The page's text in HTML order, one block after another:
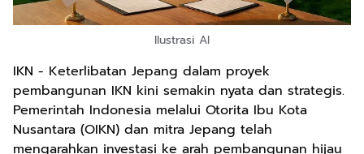
Ilustrasi AI
IKN - Keterlibatan Jepang dalam proyek
pembangunan IKN kini semakin nyata dan strategis.
Pemerintah Indonesia melalui Otorita Ibu Kota
Nusantara (OIKN) dan mitra Jepang telah
mengarahkan investasi ke arah pembangunan hijau